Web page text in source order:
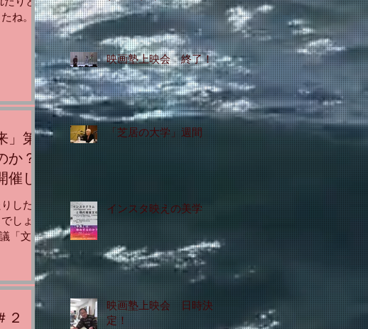
ね。 今
ってき
き合い、
」第
か？
し
した11
しょう
「文系
このま
」を開
２
映画塾上映会 終了！
「芝居の大学」週間
インスタ映えの美学
映画塾上映会 日時決
定！